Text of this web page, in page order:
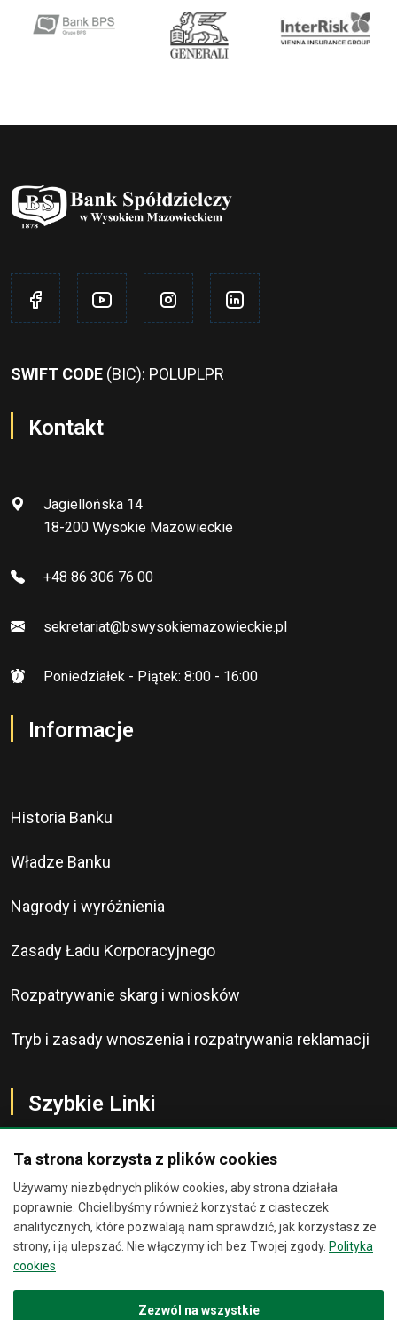
SWIFT CODE (BIC): POLUPLPR
Kontakt
Jagiellońska 14
18-200 Wysokie Mazowieckie
+48 86 306 76 00
sekretariat@bswysokiemazowieckie.pl
Poniedziałek - Piątek: 8:00 - 16:00
Informacje
Historia Banku
Władze Banku
Nagrody i wyróżnienia
Zasady Ładu Korporacyjnego
Rozpatrywanie skarg i wniosków
Tryb i zasady wnoszenia i rozpatrywania reklamacji
Szybkie Linki
O Banku
Kontakt
Ta strona korzysta z plików cookies
Używamy niezbędnych plików cookies, aby strona działała
poprawnie. Chcielibyśmy również korzystać z ciasteczek
analitycznych, które pozwalają nam sprawdzić, jak korzystasz ze
strony, i ją ulepszać. Nie włączymy ich bez Twojej zgody. Polityka
cookies
Zezwól na wszystkie
Chat
Jesteśmy wirtualnymi
spróbujemy Ci pomóc.